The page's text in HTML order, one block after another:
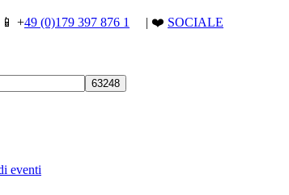
+49 (0)179 397 876 1 | ❤️ SOCIALE
eventi